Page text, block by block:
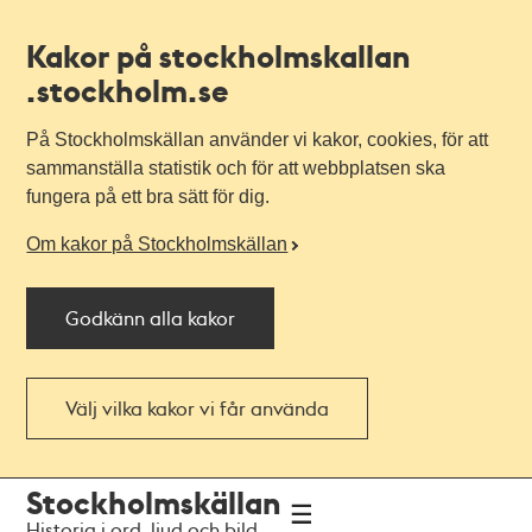
Kakor på stockholmskallan
.stockholm.se
På Stockholmskällan använder vi kakor, cookies, för att
sammanställa statistik och för att webbplatsen ska
fungera på ett bra sätt för dig.
Om kakor på Stockholmskällan
Godkänn alla kakor
Välj vilka kakor vi får använda
navigationen
huvudinnehållet
Stockholmskällan